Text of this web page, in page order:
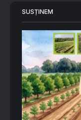
SUSȚINEM